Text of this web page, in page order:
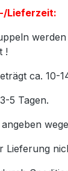
Lieferzeit:
!
ca. 10-
5 Tagen.
Lieferung